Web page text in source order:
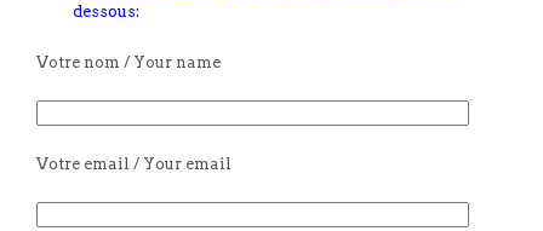
dessous:
Votre nom / Your name
Votre email / Your email